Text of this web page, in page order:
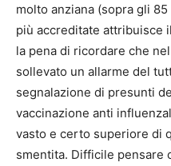
molto anziana (sopra gli
più accreditate attribuisce
la pena di ricordare che
sollevato un allarme del
segnalazione di presunti
vaccinazione anti
vasto e certo superiore di
smentita. Difficile pensare